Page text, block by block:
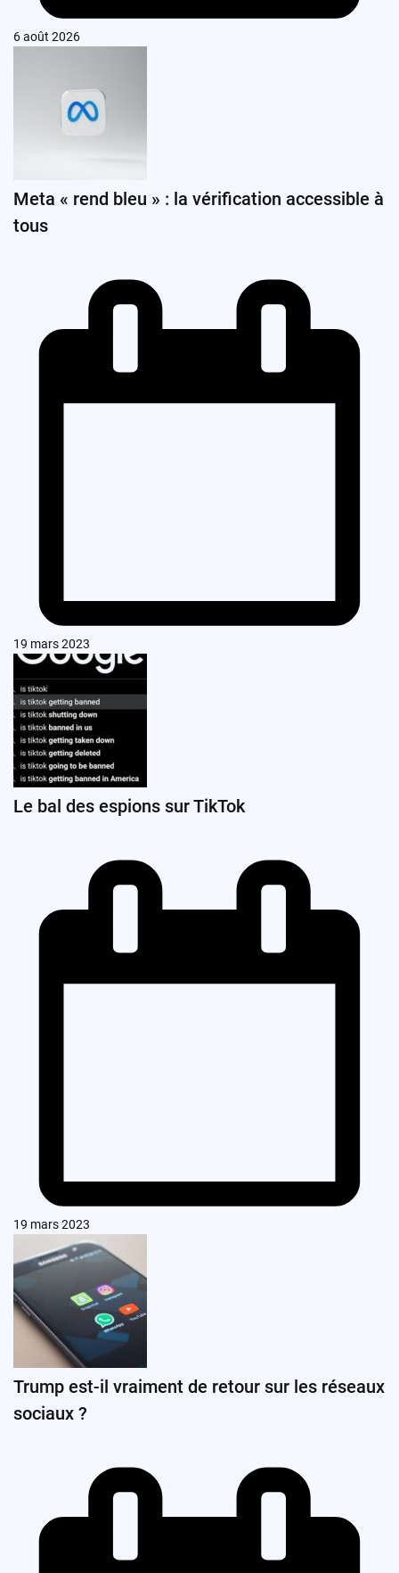
6 août 2026
Meta « rend bleu » : la vérification accessible à
tous
19 mars 2023
Le bal des espions sur TikTok
19 mars 2023
Trump est-il vraiment de retour sur les réseaux
sociaux ?